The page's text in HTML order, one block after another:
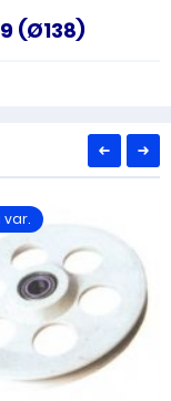
(Ø138)